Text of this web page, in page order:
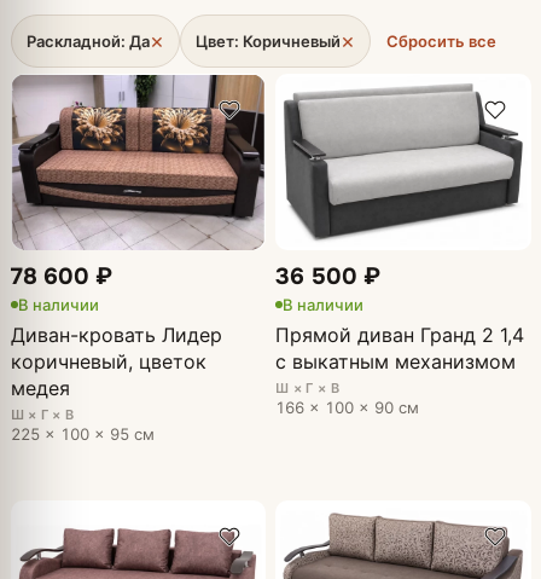
Раскладной: Да× Цвет: Коричневый× Сбросить все
78 600 ₽
В наличии
Диван-кровать Лидер
коричневый, цветок
медея
Ш × Г × В
225 × 100 × 95 см
36 500 ₽
В наличии
Прямой диван Гранд 2 1,4
с выкатным механизмом
Ш × Г × В
166 × 100 × 90 см